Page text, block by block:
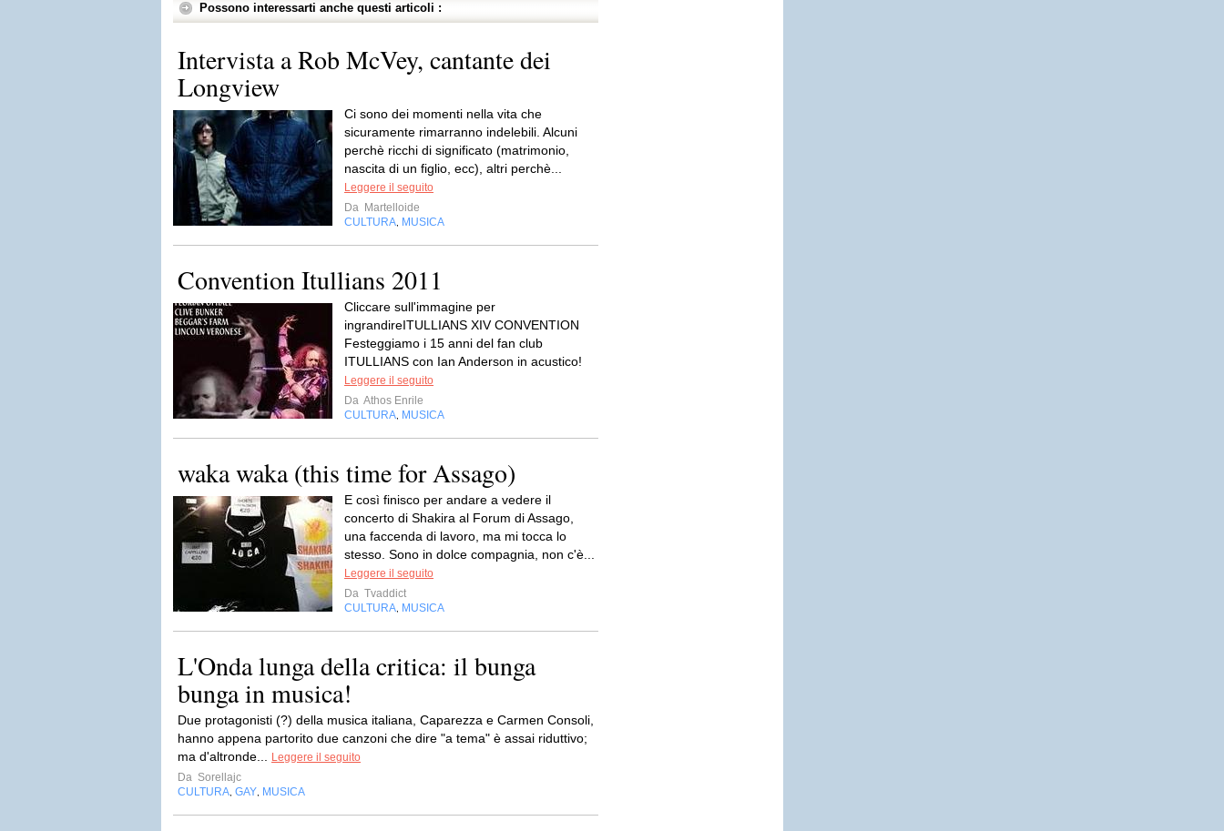
Possono interessarti anche questi articoli :
Intervista a Rob McVey, cantante dei
Longview
Ci sono dei momenti nella vita che
sicuramente rimarranno indelebili. Alcuni
perchè ricchi di significato (matrimonio,
nascita di un figlio, ecc), altri perchè...
Leggere il seguito
Da Martelloide
CULTURA MUSICA
Convention Itullians 2011
Cliccare sull'immagine per
ingrandireITULLIANS XIV CONVENTION
Festeggiamo i 15 anni del fan club
ITULLIANS con Ian Anderson in acustico!
Leggere il seguito
Da Athos Enrile
CULTURA MUSICA
waka waka (this time for Assago)
E così finisco per andare a vedere il
concerto di Shakira al Forum di Assago,
una faccenda di lavoro, ma mi tocca lo
stesso. Sono in dolce compagnia, non c'è...
Leggere il seguito
Da Tvaddict
CULTURA MUSICA
L'Onda lunga della critica: il bunga
bunga in musica!
Due protagonisti (?) della musica italiana, Caparezza e Carmen Consoli,
hanno appena partorito due canzoni che dire "a tema" è assai riduttivo;
ma d'altronde...
Leggere il seguito
Da Sorellajc
CULTURA GAY MUSICA